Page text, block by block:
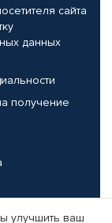
сайта
данных
получение
улучшить ваш